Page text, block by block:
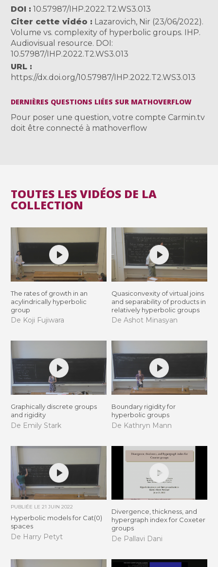
DOI
10.57987/IHP.2022.T2.WS3.013
Citer cette vidéo
Lazarovich, Nir (23/06/2022).
Volume vs. complexity of hyperbolic groups. IHP.
Audiovisual resource. DOI:
10.57987/IHP.2022.T2.WS3.013
URL
https://dx.doi.org/10.57987/IHP.2022.T2.WS3.013
DERNIÈRES QUESTIONS LIÉES SUR MATHOVERFLOW
Pour poser une question, votre compte Carmin.tv
doit être connecté à mathoverflow
TOUTES LES VIDÉOS DE LA
COLLECTION
The rates of growth in an
acylindrically hyperbolic
group
De Koji Fujiwara
Quasiconvexity of virtual joins
and separability of products in
relatively hyperbolic groups
De Ashot Minasyan
Graphically discrete groups
and rigidity
De Emily Stark
Boundary rigidity for
hyperbolic groups
De Kathryn Mann
PUBLIÉE LE21 JUIN 2022
Hyperbolic models for Cat(0)
spaces
De Harry Petyt
Divergence, thickness, and
hypergraph index for Coxeter
groups
De Pallavi Dani